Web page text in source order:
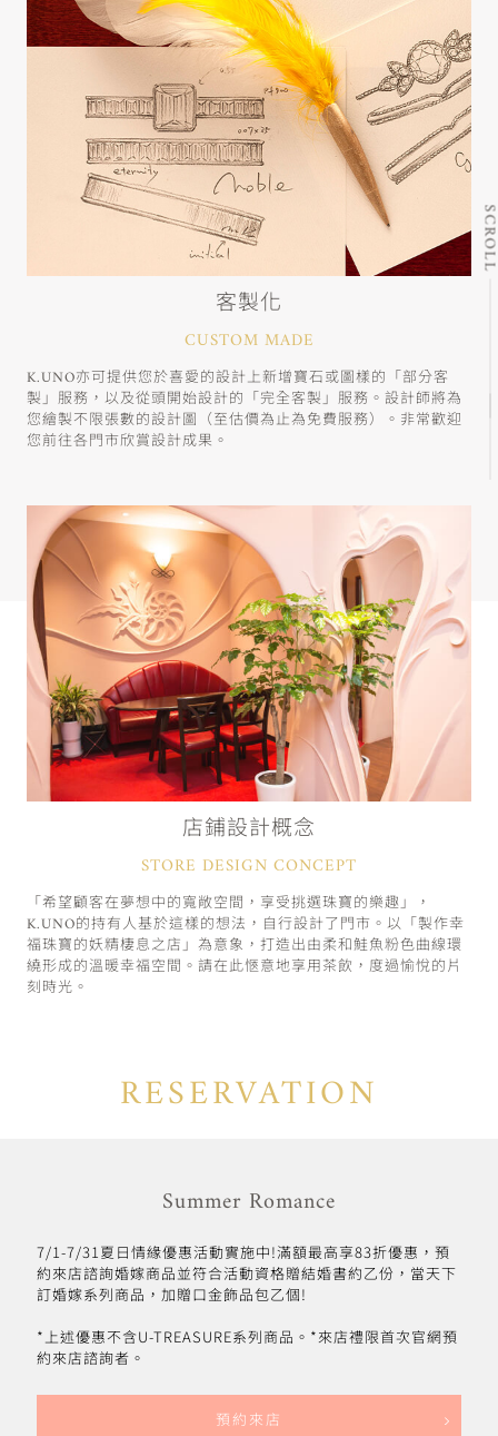
客製化
CUSTOM MADE
K.UNO亦可提供您於喜愛的設計上新增寶石或圖樣的「部分客
製」服務，以及從頭開始設計的「完全客製」服務。設計師將為
您繪製不限張數的設計圖（至估價為止為免費服務）。非常歡迎
您前往各門市欣賞設計成果。
店鋪設計概念
STORE DESIGN CONCEPT
「希望顧客在夢想中的寬敞空間，享受挑選珠寶的樂趣」，
K.UNO的持有人基於這樣的想法，自行設計了門市。以「製作幸
福珠寶的妖精棲息之店」為意象，打造出由柔和鮭魚粉色曲線環
繞形成的溫暖幸福空間。請在此愜意地享用茶飲，度過愉悅的片
刻時光。
RESERVATION
Summer Romance
7/1-7/31夏日情緣優惠活動實施中!滿額最高享83折優惠，預
約來店諮詢婚嫁商品並符合活動資格贈結婚書約乙份，當天下
訂婚嫁系列商品，加贈口金飾品包乙個!
*上述優惠不含U-TREASURE系列商品。*來店禮限首次官網預
約來店諮詢者。
預約來店